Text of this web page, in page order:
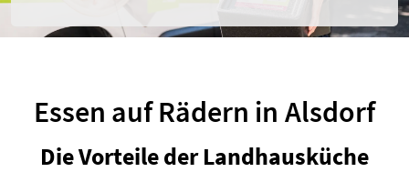
.
Essen auf Rädern in Alsdorf
Die Vorteile der Landhausküche